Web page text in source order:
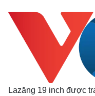
Lazăng 19 inch được